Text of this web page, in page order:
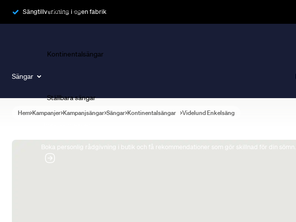
Sängtillverkning i egen fabrik
Sängar
Ramsängar
Kontinentalsängar
Ställbara sängar
Boka personlig rådgivning i butik och få rekommendationer som gör skillnad för din sömn.
Hem Kampanjer Kampanjsängar Sängar Kontinentalsängar Videlund Enkelsäng